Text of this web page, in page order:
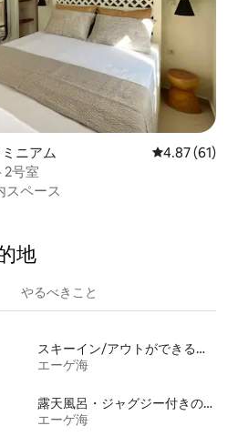
ニアム レビュー61
4.87 (61)
2号室
スペース
地
やるべきこと
スキーイン/アウトができる宿泊先
エーゲ海
露天風呂・ジャグジー付きの宿泊施設
エーゲ海